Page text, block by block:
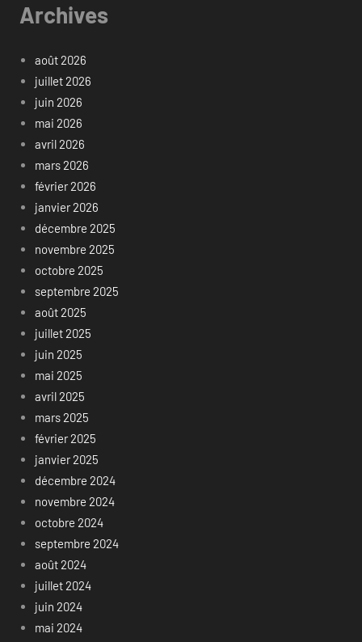
Archives
août 2026
juillet 2026
juin 2026
mai 2026
avril 2026
mars 2026
février 2026
janvier 2026
décembre 2025
novembre 2025
octobre 2025
septembre 2025
août 2025
juillet 2025
juin 2025
mai 2025
avril 2025
mars 2025
février 2025
janvier 2025
décembre 2024
novembre 2024
octobre 2024
septembre 2024
août 2024
juillet 2024
juin 2024
mai 2024